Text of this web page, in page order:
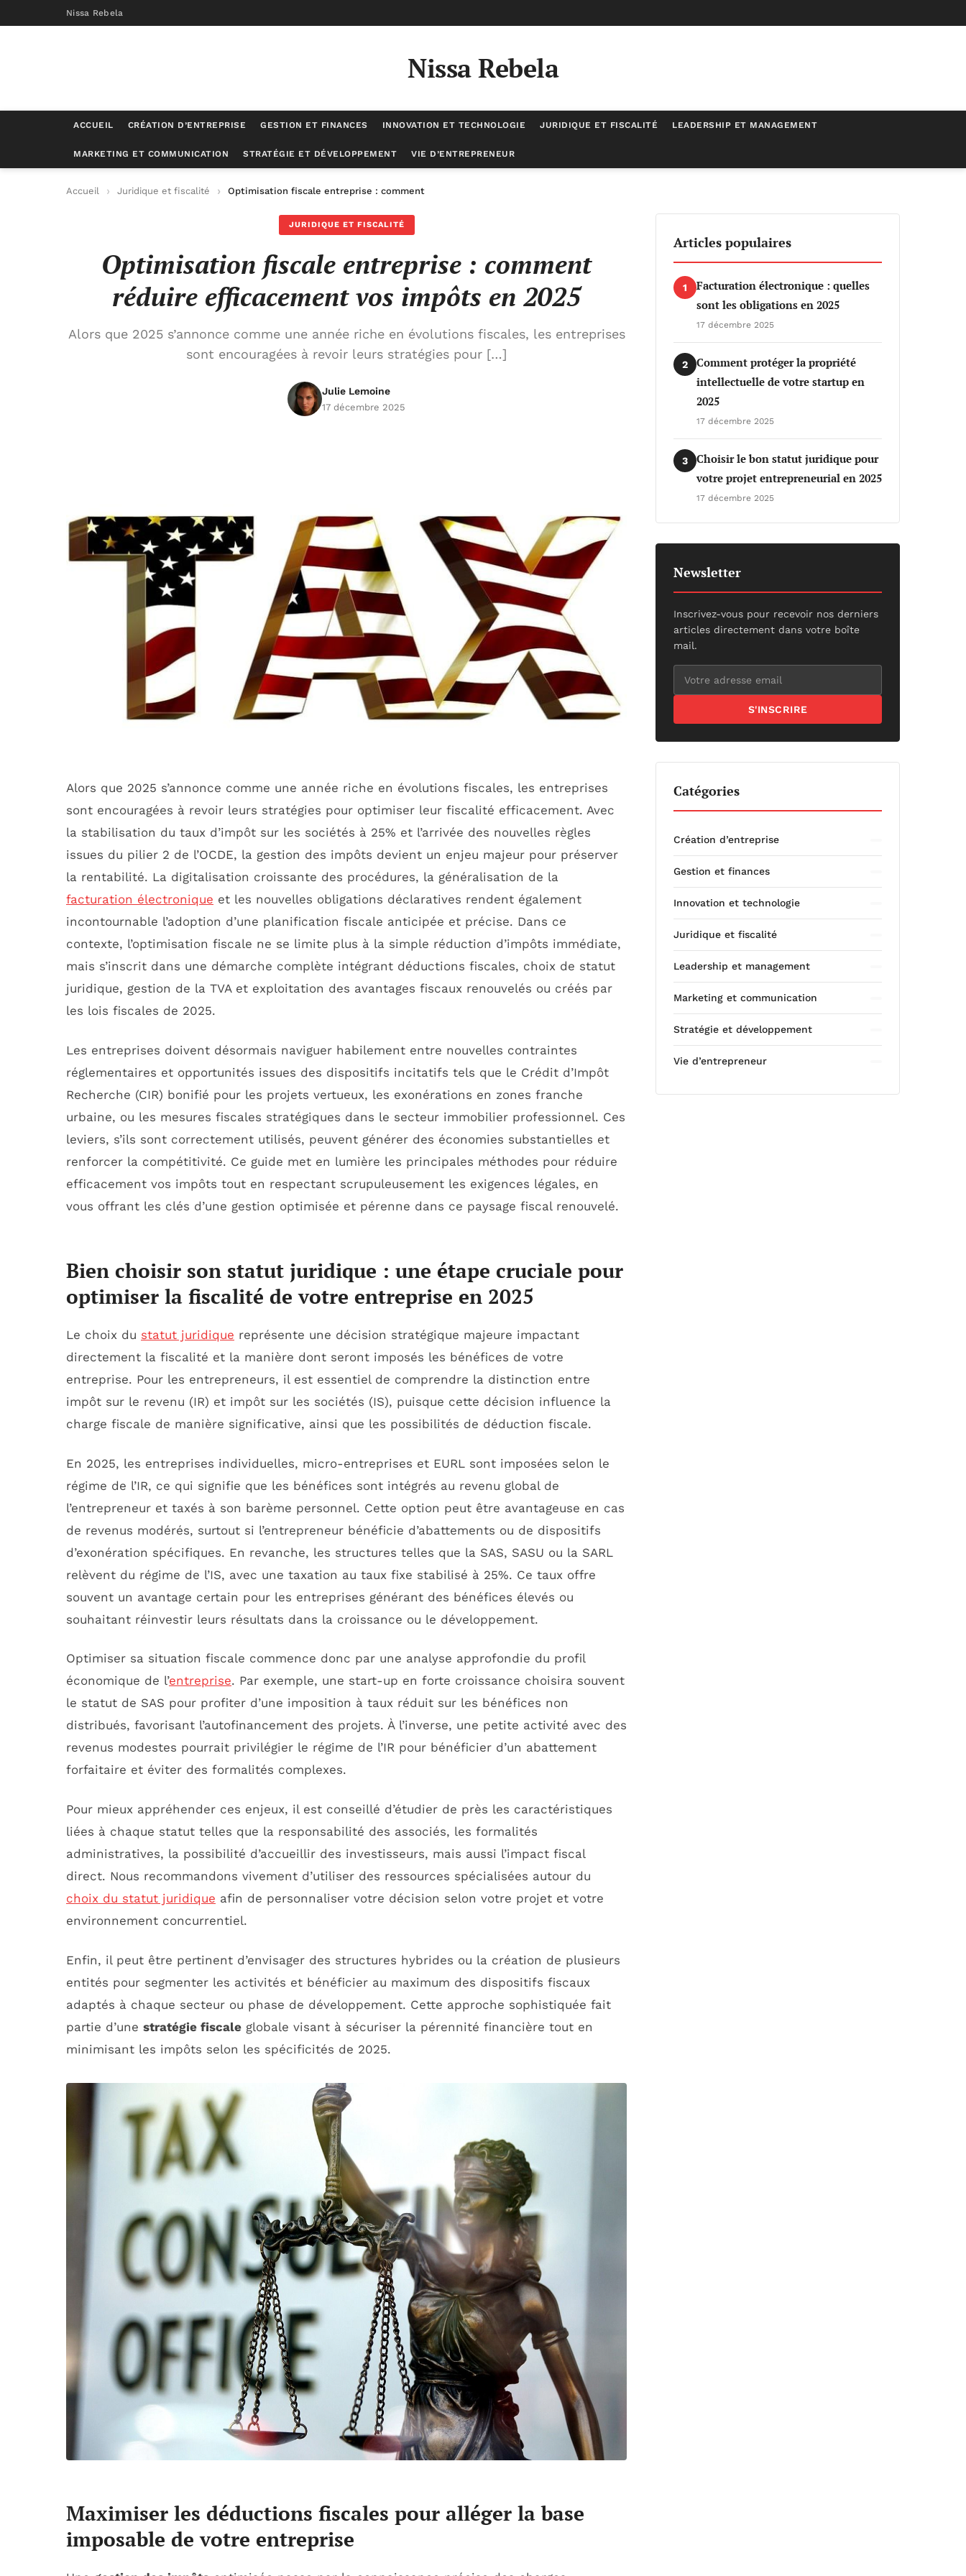
Nissa Rebela
Nissa Rebela
ACCUEIL CRÉATION D’ENTREPRISE GESTION ET FINANCES INNOVATION ET TECHNOLOGIE JURIDIQUE ET FISCALITÉ LEADERSHIP ET MANAGEMENT
MARKETING ET COMMUNICATION STRATÉGIE ET DÉVELOPPEMENT VIE D’ENTREPRENEUR
Accueil Juridique et fiscalité Optimisation fiscale entreprise : comment réduire efficacement vos impôts en 2025
JURIDIQUE ET FISCALITÉ
Optimisation fiscale entreprise : comment
réduire efficacement vos impôts en 2025
Alors que 2025 s’annonce comme une année riche en évolutions fiscales, les entreprises
sont encouragées à revoir leurs stratégies pour […]
Julie Lemoine
17 décembre 2025
Alors que 2025 s’annonce comme une année riche en évolutions fiscales, les entreprises
sont encouragées à revoir leurs stratégies pour optimiser leur fiscalité efficacement. Avec
la stabilisation du taux d’impôt sur les sociétés à 25% et l’arrivée des nouvelles règles
issues du pilier 2 de l’OCDE, la gestion des impôts devient un enjeu majeur pour préserver
la rentabilité. La digitalisation croissante des procédures, la généralisation de la
facturation électronique et les nouvelles obligations déclaratives rendent également
incontournable l’adoption d’une planification fiscale anticipée et précise. Dans ce
contexte, l’optimisation fiscale ne se limite plus à la simple réduction d’impôts immédiate,
mais s’inscrit dans une démarche complète intégrant déductions fiscales, choix de statut
juridique, gestion de la TVA et exploitation des avantages fiscaux renouvelés ou créés par
les lois fiscales de 2025.
Les entreprises doivent désormais naviguer habilement entre nouvelles contraintes
réglementaires et opportunités issues des dispositifs incitatifs tels que le Crédit d’Impôt
Recherche (CIR) bonifié pour les projets vertueux, les exonérations en zones franche
urbaine, ou les mesures fiscales stratégiques dans le secteur immobilier professionnel. Ces
leviers, s’ils sont correctement utilisés, peuvent générer des économies substantielles et
renforcer la compétitivité. Ce guide met en lumière les principales méthodes pour réduire
efficacement vos impôts tout en respectant scrupuleusement les exigences légales, en
vous offrant les clés d’une gestion optimisée et pérenne dans ce paysage fiscal renouvelé.
Bien choisir son statut juridique : une étape cruciale pour
optimiser la fiscalité de votre entreprise en 2025
Le choix du statut juridique représente une décision stratégique majeure impactant
directement la fiscalité et la manière dont seront imposés les bénéfices de votre
entreprise. Pour les entrepreneurs, il est essentiel de comprendre la distinction entre
impôt sur le revenu (IR) et impôt sur les sociétés (IS), puisque cette décision influence la
charge fiscale de manière significative, ainsi que les possibilités de déduction fiscale.
En 2025, les entreprises individuelles, micro-entreprises et EURL sont imposées selon le
régime de l’IR, ce qui signifie que les bénéfices sont intégrés au revenu global de
l’entrepreneur et taxés à son barème personnel. Cette option peut être avantageuse en cas
de revenus modérés, surtout si l’entrepreneur bénéficie d’abattements ou de dispositifs
d’exonération spécifiques. En revanche, les structures telles que la SAS, SASU ou la SARL
relèvent du régime de l’IS, avec une taxation au taux fixe stabilisé à 25%. Ce taux offre
souvent un avantage certain pour les entreprises générant des bénéfices élevés ou
souhaitant réinvestir leurs résultats dans la croissance ou le développement.
Optimiser sa situation fiscale commence donc par une analyse approfondie du profil
économique de l’entreprise. Par exemple, une start-up en forte croissance choisira souvent
le statut de SAS pour profiter d’une imposition à taux réduit sur les bénéfices non
distribués, favorisant l’autofinancement des projets. À l’inverse, une petite activité avec des
revenus modestes pourrait privilégier le régime de l’IR pour bénéficier d’un abattement
forfaitaire et éviter des formalités complexes.
Pour mieux appréhender ces enjeux, il est conseillé d’étudier de près les caractéristiques
liées à chaque statut telles que la responsabilité des associés, les formalités
administratives, la possibilité d’accueillir des investisseurs, mais aussi l’impact fiscal
direct. Nous recommandons vivement d’utiliser des ressources spécialisées autour du
choix du statut juridique afin de personnaliser votre décision selon votre projet et votre
environnement concurrentiel.
Enfin, il peut être pertinent d’envisager des structures hybrides ou la création de plusieurs
entités pour segmenter les activités et bénéficier au maximum des dispositifs fiscaux
adaptés à chaque secteur ou phase de développement. Cette approche sophistiquée fait
partie d’une stratégie fiscale globale visant à sécuriser la pérennité financière tout en
minimisant les impôts selon les spécificités de 2025.
Maximiser les déductions fiscales pour alléger la base
imposable de votre entreprise
Articles populaires
1
Facturation électronique : quelles
sont les obligations en 2025
17 décembre 2025
2
Comment protéger la propriété
intellectuelle de votre startup en
2025
17 décembre 2025
3
Choisir le bon statut juridique pour
votre projet entrepreneurial en 2025
17 décembre 2025
Newsletter
Inscrivez-vous pour recevoir nos derniers
articles directement dans votre boîte
mail.
S'INSCRIRE
Catégories
Création d’entreprise
Gestion et finances
Innovation et technologie
Juridique et fiscalité
Leadership et management
Marketing et communication
Stratégie et développement
Vie d’entrepreneur